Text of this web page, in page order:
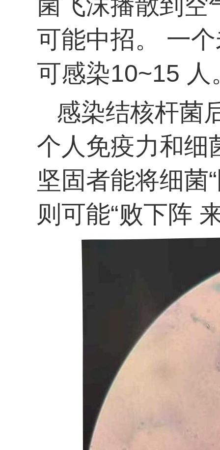
可能中招。 一
可感染10~15
感染结核杆菌
个人免疫力和细
坚固者能将细菌
则可能“败下阵